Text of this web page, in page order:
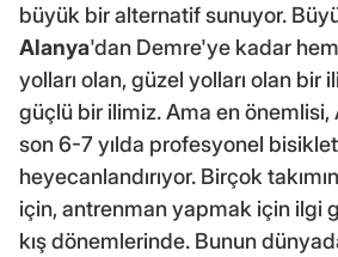
büyük bir alternatif sunuyor.
Alanya'dan Demre'ye kadar
yolları olan, güzel yolları olan bir
güçlü bir ilimiz. Ama en
son 6-7 yılda profesyonel
heyecanlandırıyor. Birçok
için, antrenman yapmak için ilgi
kış dönemlerinde. Bunun